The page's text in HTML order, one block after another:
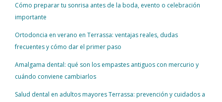
Cómo preparar tu sonrisa antes de la boda, evento o celebración
importante
Ortodoncia en verano en Terrassa: ventajas reales, dudas
frecuentes y cómo dar el primer paso
Amalgama dental: qué son los empastes antiguos con mercurio y
cuándo conviene cambiarlos
Salud dental en adultos mayores Terrassa: prevención y cuidados a